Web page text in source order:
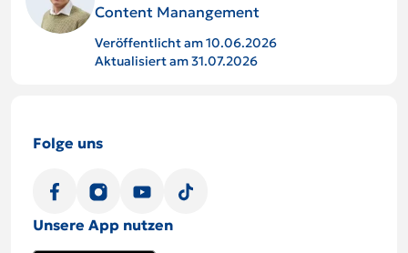
Content Manangement
Veröffentlicht am 10.06.2026
Aktualisiert am 31.07.2026
Folge uns
Unsere App nutzen